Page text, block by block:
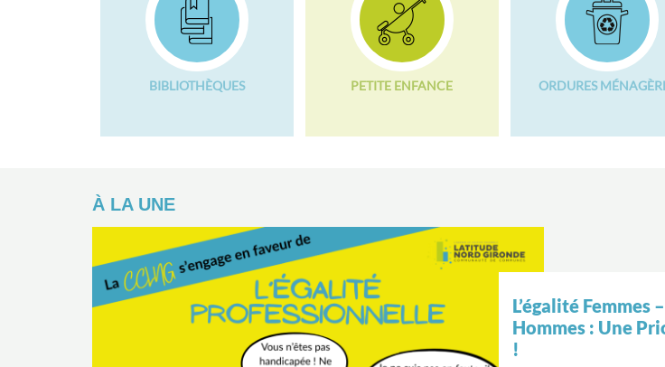
BIBLIOTHÈQUES PETITE ENFANCE ORDURES
À LA UNE
Covoiturez